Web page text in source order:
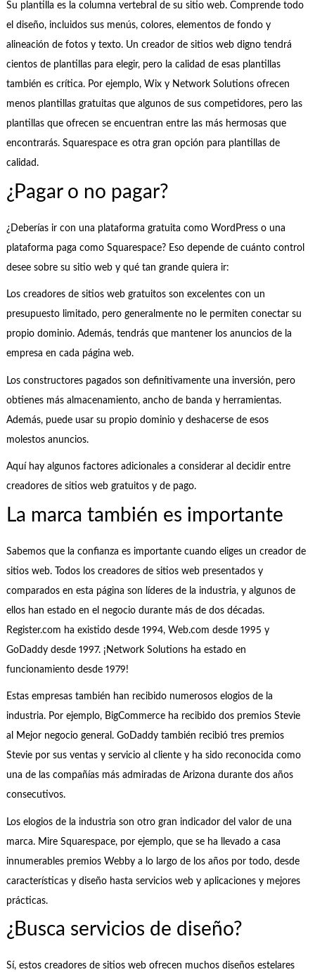
Su plantilla es la columna vertebral de su sitio web. Comprende todo
el diseño, incluidos sus menús, colores, elementos de fondo y
alineación de fotos y texto. Un creador de sitios web digno tendrá
cientos de plantillas para elegir, pero la calidad de esas plantillas
también es crítica. Por ejemplo, Wix y Network Solutions ofrecen
menos plantillas gratuitas que algunos de sus competidores, pero las
plantillas que ofrecen se encuentran entre las más hermosas que
encontrarás. Squarespace es otra gran opción para plantillas de
calidad.
¿Pagar o no pagar?
¿Deberías ir con una plataforma gratuita como WordPress o una
plataforma paga como Squarespace? Eso depende de cuánto control
desee sobre su sitio web y qué tan grande quiera ir:
Los creadores de sitios web gratuitos son excelentes con un
presupuesto limitado, pero generalmente no le permiten conectar su
propio dominio. Además, tendrás que mantener los anuncios de la
empresa en cada página web.
Los constructores pagados son definitivamente una inversión, pero
obtienes más almacenamiento, ancho de banda y herramientas.
Además, puede usar su propio dominio y deshacerse de esos
molestos anuncios.
Aquí hay algunos factores adicionales a considerar al decidir entre
creadores de sitios web gratuitos y de pago.
La marca también es importante
Sabemos que la confianza es importante cuando eliges un creador de
sitios web. Todos los creadores de sitios web presentados y
comparados en esta página son líderes de la industria, y algunos de
ellos han estado en el negocio durante más de dos décadas.
Register.com ha existido desde 1994, Web.com desde 1995 y
GoDaddy desde 1997. ¡Network Solutions ha estado en
funcionamiento desde 1979!
Estas empresas también han recibido numerosos elogios de la
industria. Por ejemplo, BigCommerce ha recibido dos premios Stevie
al Mejor negocio general. GoDaddy también recibió tres premios
Stevie por sus ventas y servicio al cliente y ha sido reconocida como
una de las compañías más admiradas de Arizona durante dos años
consecutivos.
Los elogios de la industria son otro gran indicador del valor de una
marca. Mire Squarespace, por ejemplo, que se ha llevado a casa
innumerables premios Webby a lo largo de los años por todo, desde
características y diseño hasta servicios web y aplicaciones y mejores
prácticas.
¿Busca servicios de diseño?
Sí, estos creadores de sitios web ofrecen muchos diseños estelares